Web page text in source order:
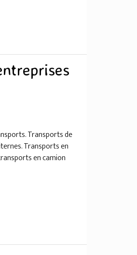
Transports de
Transports en
en camion